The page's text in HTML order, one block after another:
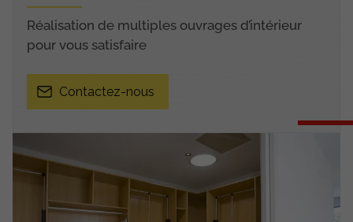
Réalisation de multiples ouvrages d’intérieur
pour vous satisfaire
Contactez-nous